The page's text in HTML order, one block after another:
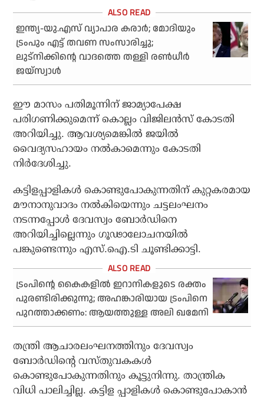
ഇന്ത്യ-യു.എസ് വ്യാപാര കരാർ; മോദിയും
ട്രംപും എട്ട് തവണ സംസാരിച്ചു;
ലുട്നിക്കിന്റെ വാദത്തെ തള്ളി രൺധീർ
ജയ്‌സ്വാൾ
ഈ മാസം പതിമൂന്നിന് ജാമ്യാപേക്ഷ
പരിഗണിക്കുമെന്ന് കൊല്ലം വിജിലൻസ് കോടതി
അറിയിച്ചു. ആവശ്യമെങ്കിൽ ജയിൽ
വൈദ്യസഹായം നൽകാമെന്നും കോടതി
നിർദേശിച്ചു.
കട്ടിളപ്പാളികൾ കൊണ്ടുപോകുന്നതിന് കുറ്റകരമായ
മൗനാനുവാദം നൽകിയെന്നും ചട്ടലംഘനം
നടന്നപ്പോൾ ദേവസ്വം ബോർഡിനെ
അറിയിച്ചില്ലെന്നും ഗൂഢാലോചനയിൽ
പങ്കുണ്ടെന്നും എസ്.ഐ.ടി ചൂണ്ടിക്കാട്ടി.
ട്രംപിന്റെ കൈകളില്‍ ഇറാനികളുടെ രക്തം
പുരണ്ടിരിക്കുന്നു; അഹങ്കാരിയായ ട്രംപിനെ
പുറത്താക്കണം: ആയത്തുള്ള അലി ഖമേനി
തന്ത്രി ആചാരലംഘനത്തിനും ദേവസ്വം
ബോർഡിന്റെ വസ്തുവകകൾ
കൊണ്ടുപോകുന്നതിനും കൂട്ടുനിന്നു. താന്ത്രിക
വിധി പാലിച്ചില്ല. കട്ടിള പ്പാളികൾ കൊണ്ടുപോകാൻ